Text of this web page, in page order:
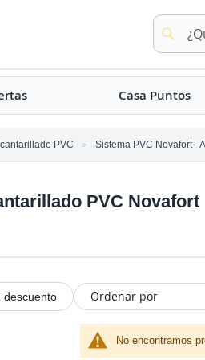
Buscar
Buscar
Casa Puntos
PVC Sistema PVC Novafort -
PVC Novafort
descuento Ordenar por
No encontramos